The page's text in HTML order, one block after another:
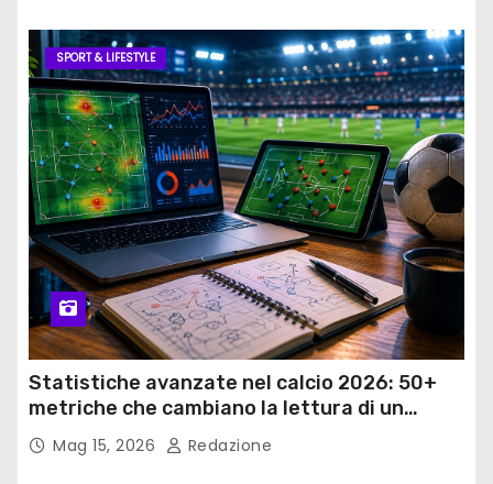
SPORT & LIFESTYLE
Statistiche avanzate nel calcio 2026: 50+
metriche che cambiano la lettura di un
match
Mag 15, 2026 Redazione